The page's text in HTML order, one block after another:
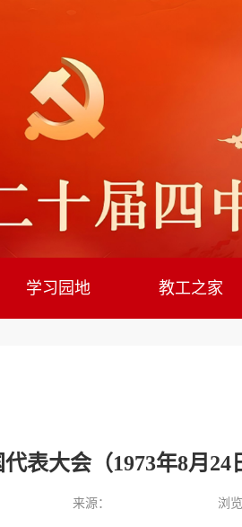
学习园地 教工之家
表大会（1973年8月24
来源： 浏